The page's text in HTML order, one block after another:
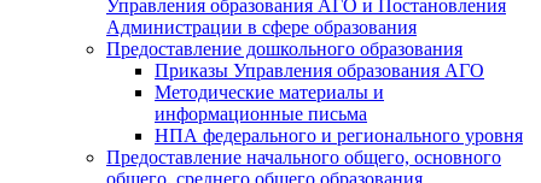
Управления образования АГО и Постановления
Администрации в сфере образования
Предоставление дошкольного образования
Приказы Управления образования АГО
Методические материалы и
информационные письма
НПА федерального и регионального уровня
Предоставление начального общего, основного
общего, среднего общего образования